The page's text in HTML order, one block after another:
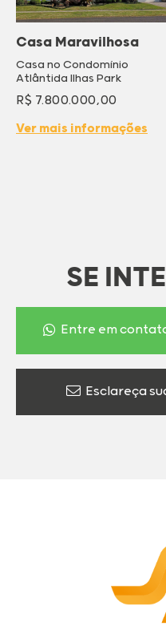
Casa Maravilhosa
Casa no Condomínio
Atlântida Ilhas Park
R$ 7.800.000,00
Ver mais informações
SE
Entre em
Esclareça